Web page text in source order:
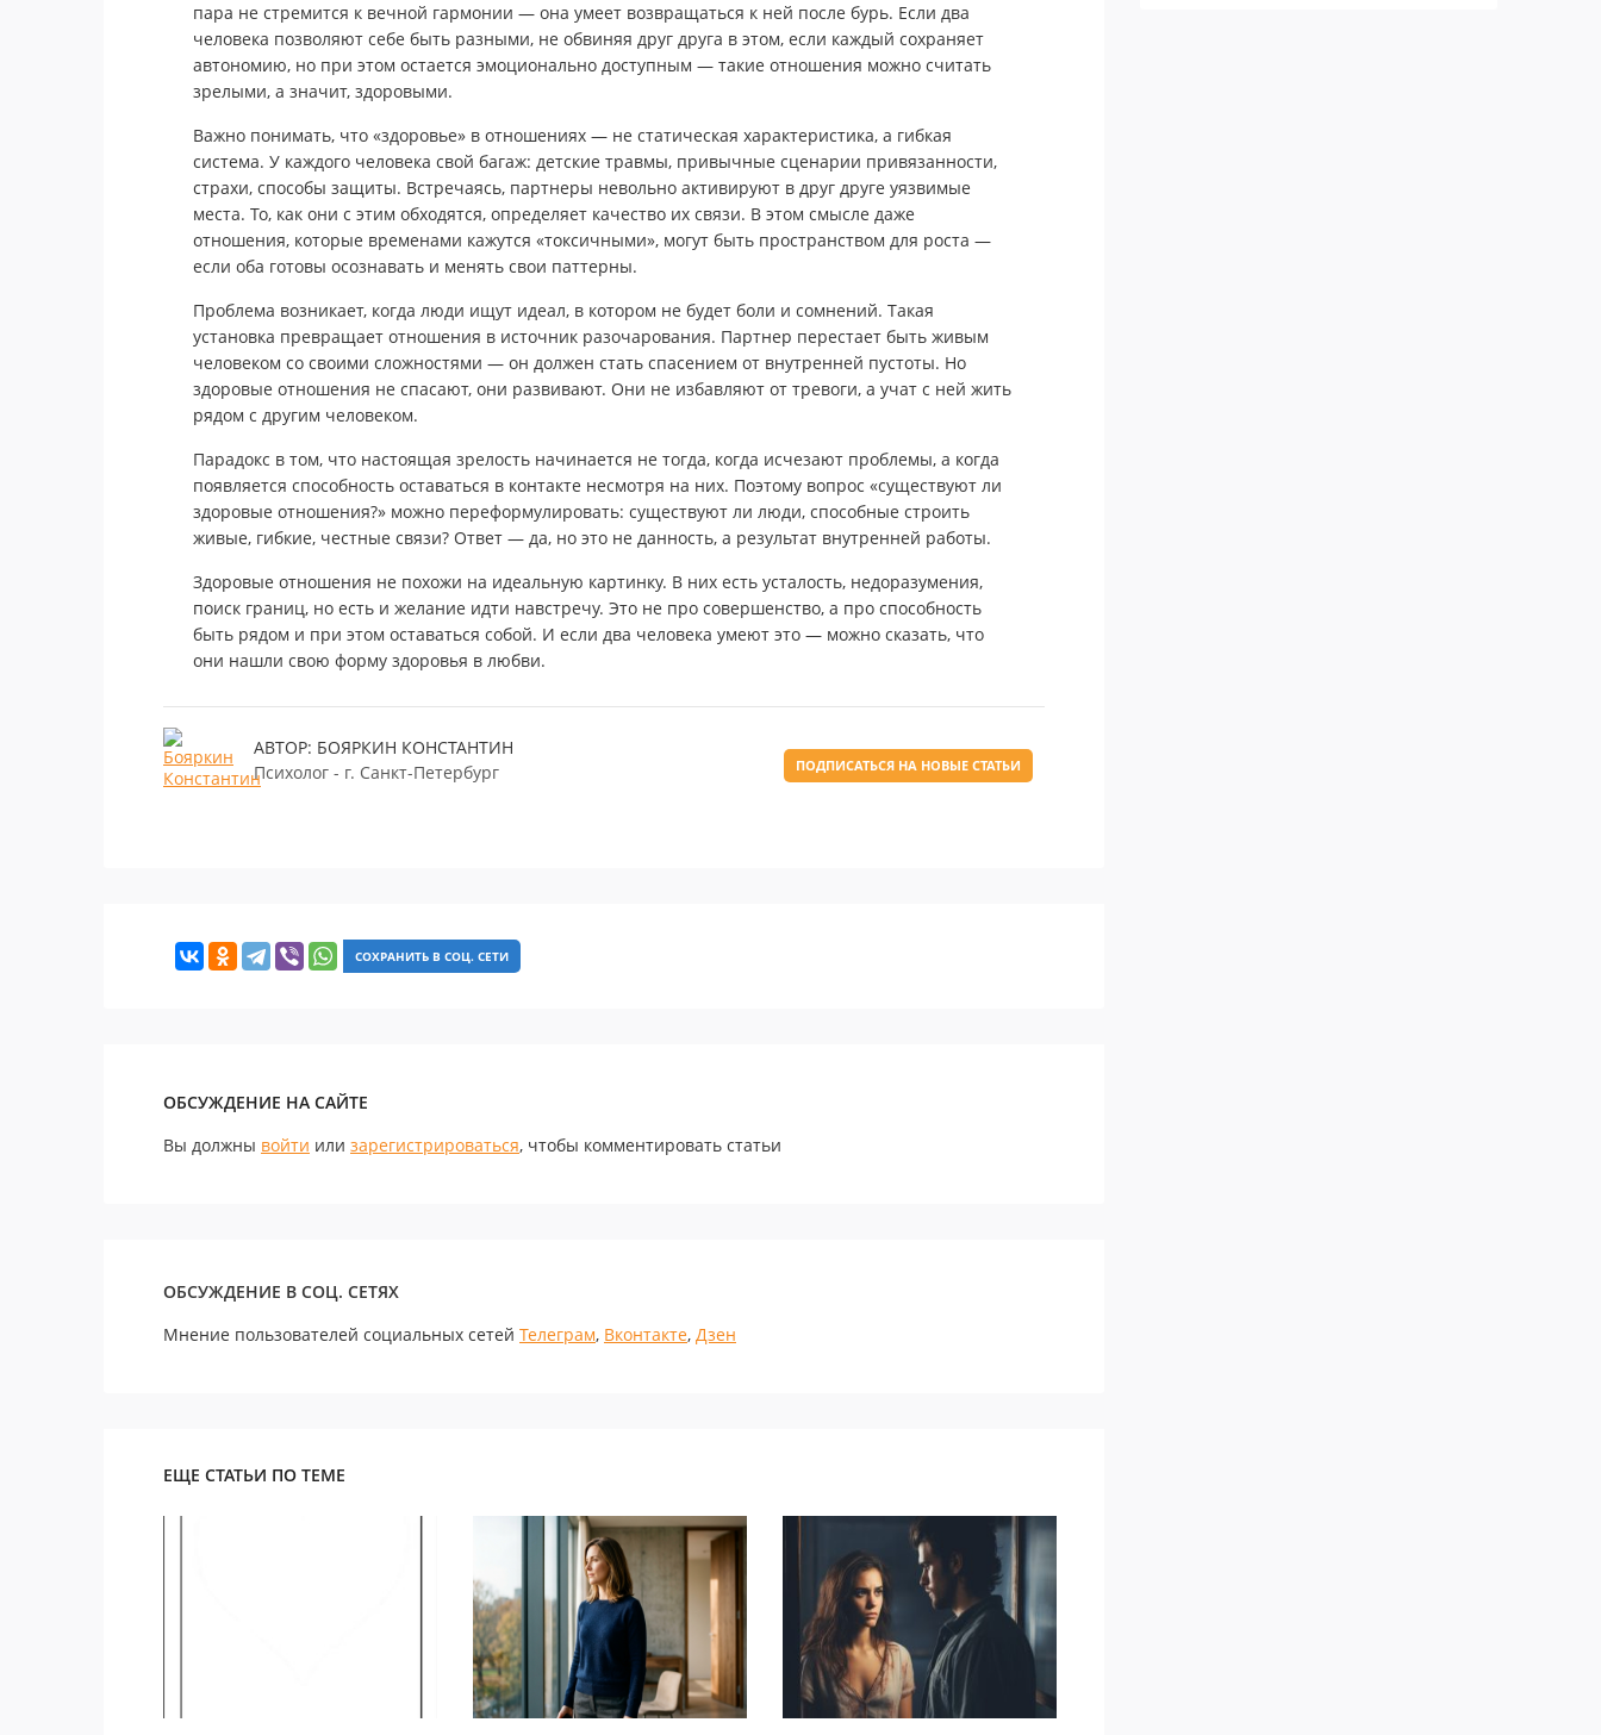
пара не стремится к вечной гармонии — она умеет возвращаться к ней после бурь. Если два
человека позволяют себе быть разными, не обвиняя друг друга в этом, если каждый сохраняет
автономию, но при этом остается эмоционально доступным — такие отношения можно считать
зрелыми, а значит, здоровыми.
Важно понимать, что «здоровье» в отношениях — не статическая характеристика, а гибкая
система. У каждого человека свой багаж: детские травмы, привычные сценарии привязанности,
страхи, способы защиты. Встречаясь, партнеры невольно активируют в друг друге уязвимые
места. То, как они с этим обходятся, определяет качество их связи. В этом смысле даже
отношения, которые временами кажутся «токсичными», могут быть пространством для роста —
если оба готовы осознавать и менять свои паттерны.
Проблема возникает, когда люди ищут идеал, в котором не будет боли и сомнений. Такая
установка превращает отношения в источник разочарования. Партнер перестает быть живым
человеком со своими сложностями — он должен стать спасением от внутренней пустоты. Но
здоровые отношения не спасают, они развивают. Они не избавляют от тревоги, а учат с ней жить
рядом с другим человеком.
Парадокс в том, что настоящая зрелость начинается не тогда, когда исчезают проблемы, а когда
появляется способность оставаться в контакте несмотря на них. Поэтому вопрос «существуют ли
здоровые отношения?» можно переформулировать: существуют ли люди, способные строить
живые, гибкие, честные связи? Ответ — да, но это не данность, а результат внутренней работы.
Здоровые отношения не похожи на идеальную картинку. В них есть усталость, недоразумения,
поиск границ, но есть и желание идти навстречу. Это не про совершенство, а про способность
быть рядом и при этом оставаться собой. И если два человека умеют это — можно сказать, что
они нашли свою форму здоровья в любви.
АВТОР: БОЯРКИН КОНСТАНТИН
Психолог - г. Санкт-Петербург
ПОДПИСАТЬСЯ НА НОВЫЕ СТАТЬИ
СОХРАНИТЬ В СОЦ. СЕТИ
ОБСУЖДЕНИЕ НА САЙТЕ
Вы должны войти или зарегистрироваться, чтобы комментировать статьи
ОБСУЖДЕНИЕ В СОЦ. СЕТЯХ
Мнение пользователей социальных сетей Телеграм, Вконтакте, Дзен
ЕЩЕ СТАТЬИ ПО ТЕМЕ